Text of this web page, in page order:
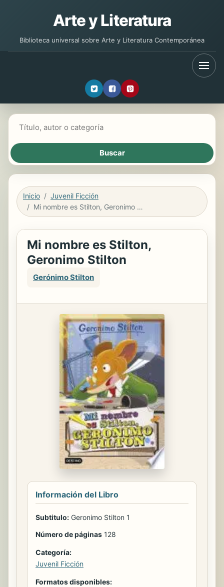
Arte y Literatura
Biblioteca universal sobre Arte y Literatura Contemporánea
Inicio
Juvenil Ficción
Mi nombre es Stilton, Geronimo Stilton
Mi nombre es Stilton,
Geronimo Stilton
Gerónimo Stilton
Información del Libro
Subtitulo: Geronimo Stilton 1
Número de páginas 128
Categoría:
Juvenil Ficción
Formatos disponibles: